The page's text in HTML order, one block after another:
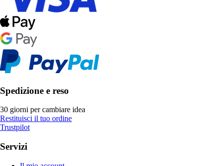
Spedizione e reso
30 giorni per cambiare idea
Restituisci il tuo ordine
Trustpilot
Servizi